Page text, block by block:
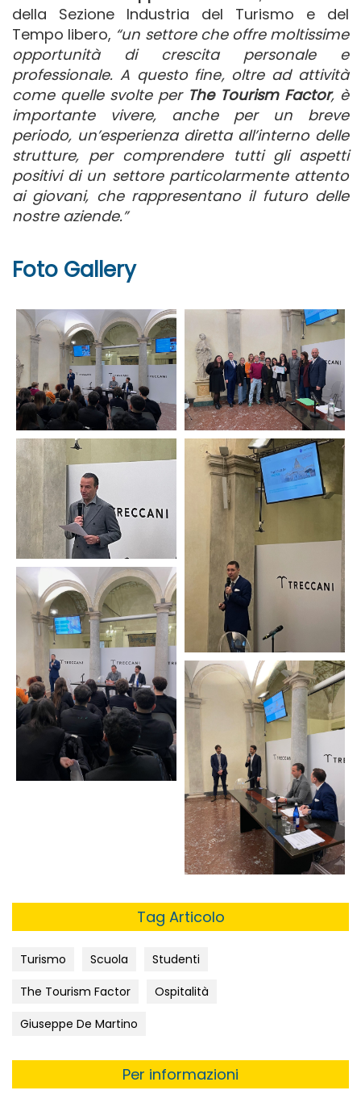
della Sezione Industria del Turismo e del
Tempo libero, “un settore che offre moltissime
opportunità di crescita personale e
professionale. A questo fine, oltre ad attività
come quelle svolte per The Tourism Factor, è
importante vivere, anche per un breve
periodo, un’esperienza diretta all’interno delle
strutture, per comprendere tutti gli aspetti
positivi di un settore particolarmente attento
ai giovani, che rappresentano il futuro delle
nostre aziende.”
Foto Gallery
Tag Articolo
Turismo Scuola
Studenti
The Tourism Factor
Ospitalità
Giuseppe De Martino
Per informazioni